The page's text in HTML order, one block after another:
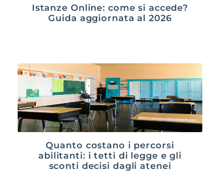
Istanze Online: come si accede?
Guida aggiornata al 2026
Quanto costano i percorsi
abilitanti: i tetti di legge e gli
sconti decisi dagli atenei